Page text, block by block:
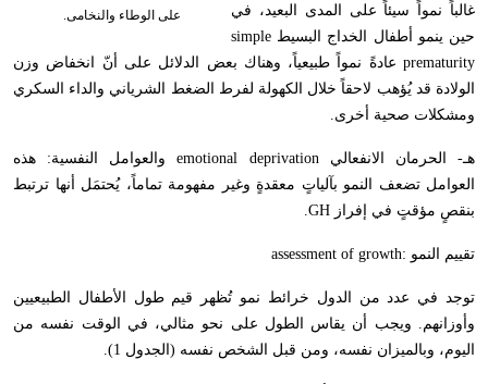
على الوطاء والنخامى.
غالباً نمواً سيئاً على المدى البعيد، في
حين ينمو أطفال الخداج البسيط simple
prematurity عادةً نمواً طبيعياً، وهناك بعض الدلائل على أنّ انخفاض وزن
الولادة قد يُؤهب لاحقاً خلال الكهولة لفرط الضغط الشرياني والداء السكري
ومشكلات صحية أخرى.
هـ- الحرمان الانفعاليemotional deprivationوالعوامل النفسية: هذه
العوامل تضعف النمو بآلياتٍ معقدةٍ وغير مفهومة تماماً، يُحتمَل أنها ترتبط
بنقصٍ مؤقتٍ في إفراز GH
.
تقييم النمو :assessment of growth
توجد في عدد من الدول خرائط نمو تُظهر قيم طول الأطفال الطبيعيين
وأوزانهم. ويجب أن يقاس الطول على نحو مثالي، في الوقت نفسه من
اليوم، وبالميزان نفسه، ومن قبل الشخص نفسه (الجدول 1).